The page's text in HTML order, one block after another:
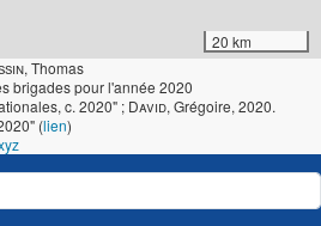
20 km
, Thomas
brigades pour l'année 2020
c. 2020" ; David, Grégoire, 2020.
(lien)